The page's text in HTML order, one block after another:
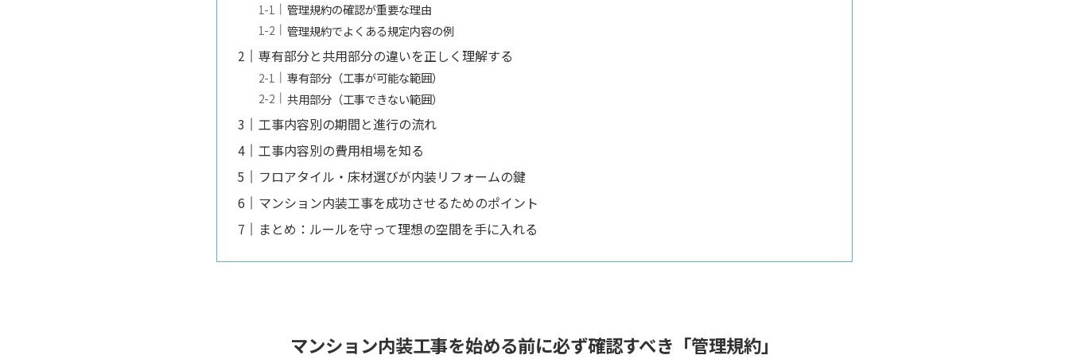
管理規約の確認が重要な理由
管理規約でよくある規定内容の例
専有部分と共用部分の違いを正しく理解する
専有部分（工事が可能な範囲）
共用部分（工事できない範囲）
工事内容別の期間と進行の流れ
工事内容別の費用相場を知る
フロアタイル・床材選びが内装リフォームの鍵
マンション内装工事を成功させるためのポイント
まとめ：ルールを守って理想の空間を手に入れる
マンション内装工事を始める前に必ず確認すべき「管理規約」